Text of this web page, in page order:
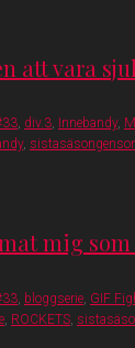
att vara
, div.3, Innebandy,
,
mig som
bloggserie GIF
ROCKETS